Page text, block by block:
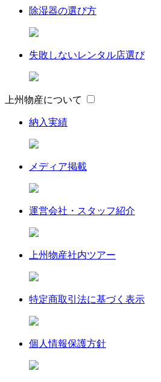
除湿器の選び方
失敗しないレンタル店選び
上州物産について
納入実績
メディア掲載
運営会社・スタッフ紹介
上州物産社内ツアー
特定商取引法に基づく表示
個人情報保護方針